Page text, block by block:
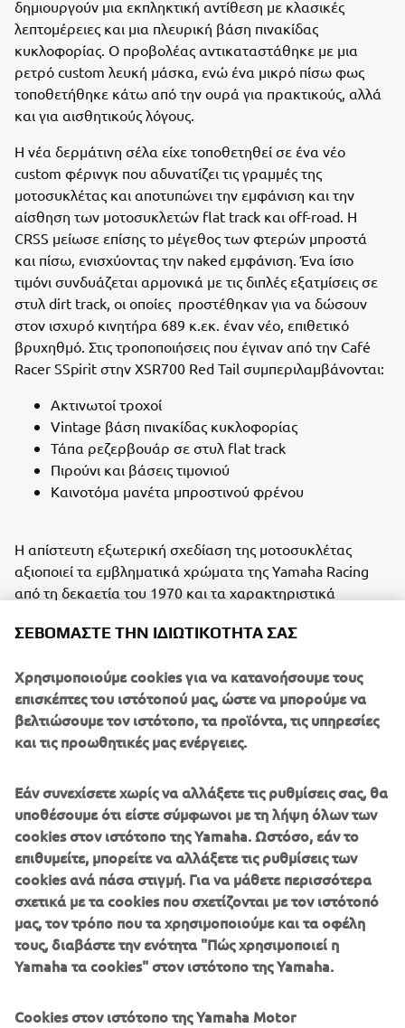
δημιουργούν μια εκπληκτική αντίθεση με κλασικές
λεπτομέρειες και μια πλευρική βάση πινακίδας
κυκλοφορίας. Ο προβολέας αντικαταστάθηκε με μια
ρετρό custom λευκή μάσκα, ενώ ένα μικρό πίσω φως
τοποθετήθηκε κάτω από την ουρά για πρακτικούς, αλλά
και για αισθητικούς λόγους.
Η νέα δερμάτινη σέλα είχε τοποθετηθεί σε ένα νέο
custom φέρινγκ που αδυνατίζει τις γραμμές της
μοτοσυκλέτας και αποτυπώνει την εμφάνιση και την
αίσθηση των μοτοσυκλετών flat track και off-road. H
CRSS μείωσε επίσης το μέγεθος των φτερών μπροστά
και πίσω, ενισχύοντας την naked εμφάνιση. Ένα ίσιο
τιμόνι συνδυάζεται αρμονικά με τις διπλές εξατμίσεις σε
στυλ dirt track, οι οποίες προστέθηκαν για να δώσουν
στον ισχυρό κινητήρα 689 κ.εκ. έναν νέο, επιθετικό
βρυχηθμό. Στις τροποποιήσεις που έγιναν από την Café
Racer SSpirit στην XSR700 Red Tail συμπεριλαμβάνονται:
Ακτινωτοί τροχοί
Vintage βάση πινακίδας κυκλοφορίας
Τάπα ρεζερβουάρ σε στυλ flat track
Πιρούνι και βάσεις τιμονιού
Καινοτόμα μανέτα μπροστινού φρένου
Η απίστευτη εξωτερική σχεδίαση της μοτοσυκλέτας
αξιοποιεί τα εμβληματικά χρώματα της Yamaha Racing
από τη δεκαετία του 1970 και τα χαρακτηριστικά
Στον βαφέα Javier Peña δόθηκε πλήρης ελευθερία από
την CRSS και αυτό είναι κάτι που ο ίδιος περιέγραψε ως
καλλιτεχνικό όνειρο και υιοθέτησε την ιδέα «Revs Your
Heart» της Yamaha ως βάση για το νέο του χρωματικό
βαφής και πινέλο, ο Javier αναπαρήγαγε ένα εφέ
καρδιακού παλμού στη μοτοσυκλέτα με έντονες πιτσιλιές
και σταγόνες κόκκινου χρώματος στο ρεζερβουάρ, το
πλαίσιο και σε άλλα μέρη, δημιουργώντας ένα οργανικό
εφέ που αντικατοπτρίζει τη συγκίνηση της οδήγησης και
του βρυχηθμού που αναβλύζει από τον κινητήρα. Η
ολοκληρωμένη εικόνα της XSR700 Red Tail από την Café
Racer SSpirit προσφέρει μια εκπληκτική ρετρό εμφάνιση
που αποτυπώνει ιδανικά τον χαρακτήρα της σειράς Sport
Yamaha για τη δημιουργία μελλοντικών οραμάτων και
ΣΕΒΌΜΑΣΤΕ ΤΗΝ ΙΔΙΩΤΙΚΌΤΗΤΆ ΣΑΣ
Χρησιμοποιούμε cookies για να κατανοήσουμε τους
επισκέπτες του ιστότοπού μας, ώστε να μπορούμε να
βελτιώσουμε τον ιστότοπο, τα προϊόντα, τις υπηρεσίες
και τις προωθητικές μας ενέργειες.
Εάν συνεχίσετε χωρίς να αλλάξετε τις ρυθμίσεις σας, θα
υποθέσουμε ότι είστε σύμφωνοι με τη λήψη όλων των
cookies στον ιστότοπο της Yamaha. Ωστόσο, εάν το
επιθυμείτε, μπορείτε να αλλάξετε τις ρυθμίσεις των
cookies ανά πάσα στιγμή. Για να μάθετε περισσότερα
σχετικά με τα cookies που σχετίζονται με τον ιστότοπό
μας, τον τρόπο που τα χρησιμοποιούμε και τα οφέλη
τους, διαβάστε την ενότητα "Πώς χρησιμοποιεί η
Yamaha τα cookies" στον ιστότοπο της Yamaha.
Cookies στον ιστότοπο της Yamaha Motor